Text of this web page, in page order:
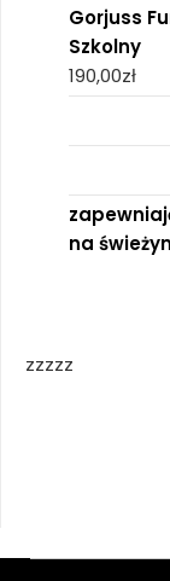
Gorjuss
Szkolny
190,00zł
na
zzzzz